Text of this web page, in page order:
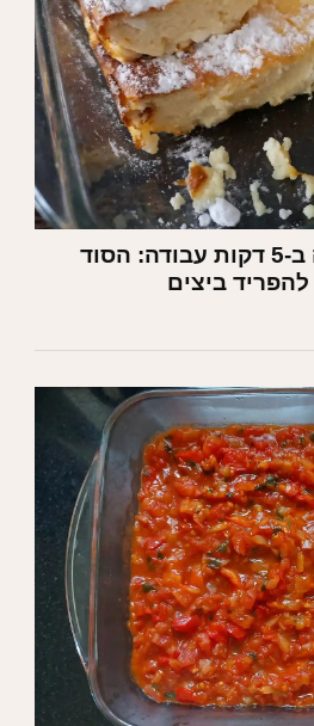
עוגת גבינה בחושה ב-5 דקות עבודה: הסוד
ביצים